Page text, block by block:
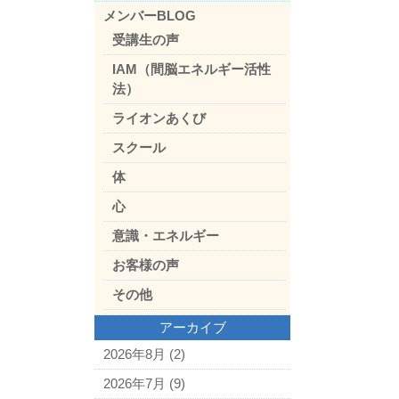
メンバーBLOG
受講生の声
IAM（間脳エネルギー活性
法）
ライオンあくび
スクール
体
心
意識・エネルギー
お客様の声
その他
アーカイブ
2026年8月 (2)
2026年7月 (9)